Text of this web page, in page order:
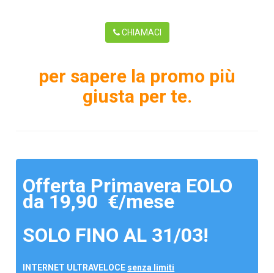
CHIAMACI
per sapere la promo più
giusta per te.
Offerta Primavera EOLO
da 19,90 €/mese
SOLO FINO AL 31/03!
INTERNET ULTRAVELOCE senza limiti